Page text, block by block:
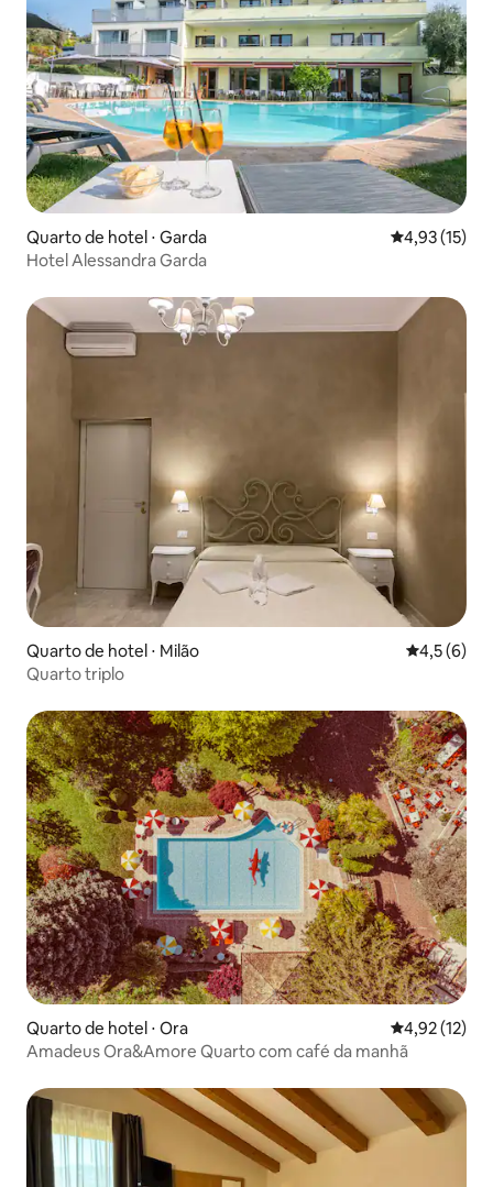
Quarto de hotel ⋅ Garda 4,93 de uma
4,93 (15)
Hotel Alessandra Garda
Quarto de hotel ⋅ Milão 4,5 de
4,5 (6)
Quarto triplo
Quarto de hotel ⋅ Ora 4,92 de uma
4,92 (12)
Amadeus Ora&Amore Quarto com café da manhã